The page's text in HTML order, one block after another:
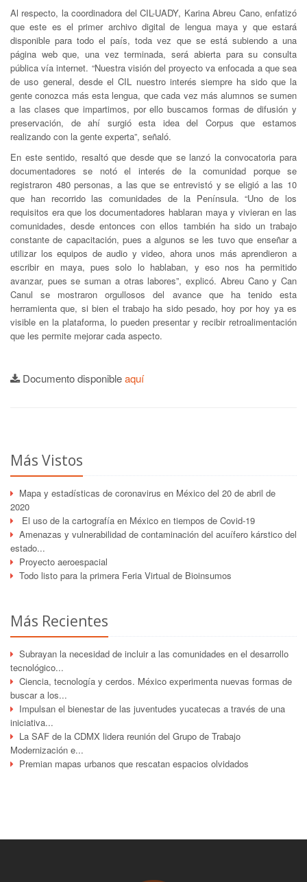
Al respecto, la coordinadora del CIL-UADY, Karina Abreu Cano, enfatizó
que este es el primer archivo digital de lengua maya y que estará
disponible para todo el país, toda vez que se está subiendo a una
página web que, una vez terminada, será abierta para su consulta
pública vía internet. “Nuestra visión del proyecto va enfocada a que sea
de uso general, desde el CIL nuestro interés siempre ha sido que la
gente conozca más esta lengua, que cada vez más alumnos se sumen
a las clases que impartimos, por ello buscamos formas de difusión y
preservación, de ahí surgió esta idea del Corpus que estamos
realizando con la gente experta”, señaló.
En este sentido, resaltó que desde que se lanzó la convocatoria para
documentadores se notó el interés de la comunidad porque se
registraron 480 personas, a las que se entrevistó y se eligió a las 10
que han recorrido las comunidades de la Península. “Uno de los
requisitos era que los documentadores hablaran maya y vivieran en las
comunidades, desde entonces con ellos también ha sido un trabajo
constante de capacitación, pues a algunos se les tuvo que enseñar a
utilizar los equipos de audio y video, ahora unos más aprendieron a
escribir en maya, pues solo lo hablaban, y eso nos ha permitido
avanzar, pues se suman a otras labores”, explicó. Abreu Cano y Can
Canul se mostraron orgullosos del avance que ha tenido esta
herramienta que, si bien el trabajo ha sido pesado, hoy por hoy ya es
visible en la plataforma, lo pueden presentar y recibir retroalimentación
que les permite mejorar cada aspecto.
Documento disponibleaquí
Más Vistos
Mapa y estadísticas de coronavirus en México del 20 de abril de
2020
El uso de la cartografía en México en tiempos de Covid-19
Amenazas y vulnerabilidad de contaminación del acuífero kárstico del
estado...
Proyecto aeroespacial
Todo listo para la primera Feria Virtual de Bioinsumos
Más Recientes
Subrayan la necesidad de incluir a las comunidades en el desarrollo
tecnológico...
Ciencia, tecnología y cerdos. México experimenta nuevas formas de
buscar a los...
Impulsan el bienestar de las juventudes yucatecas a través de una
iniciativa...
La SAF de la CDMX lidera reunión del Grupo de Trabajo
Modernización e...
Premian mapas urbanos que rescatan espacios olvidados